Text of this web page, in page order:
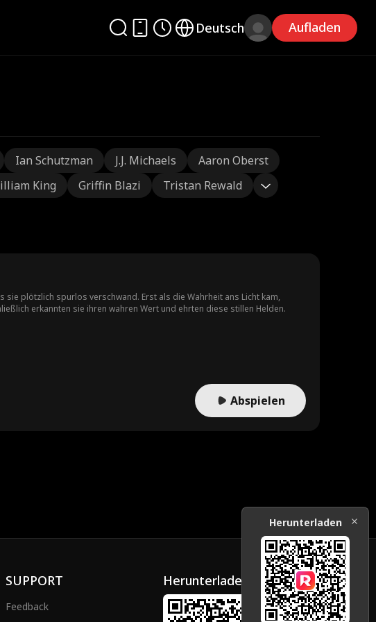
Deutsch Aufladen
Ian Schutzman J.J. Michaels
Aaron Oberst
King Griffin Blazi Tristan Rewald
plötzlich spurlos verschwand. Erst als die Wahrheit ans Licht kam,
erkannten sie ihren wahren Wert und ehrten diese stillen Helden.
Abspielen
SUPPORT
Feedback
Herunterladen
Herunterladen